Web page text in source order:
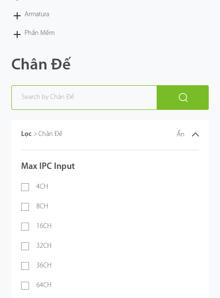
Armatura
Phần Mềm
Chân Đế
Lọc > Chân Đế Ẩn
Max IPC Input
4CH
8CH
16CH
32CH
36CH
64CH